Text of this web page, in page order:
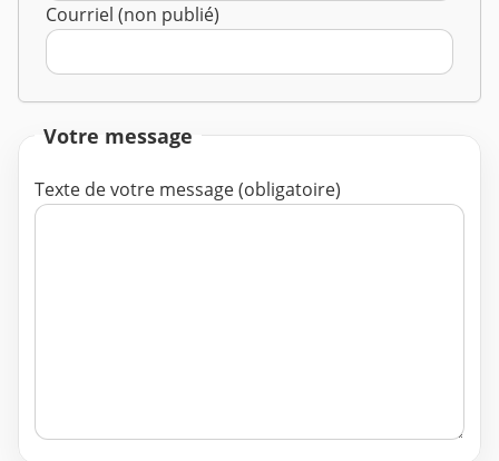
Courriel (non publié)
Votre message
Texte de votre message (obligatoire)